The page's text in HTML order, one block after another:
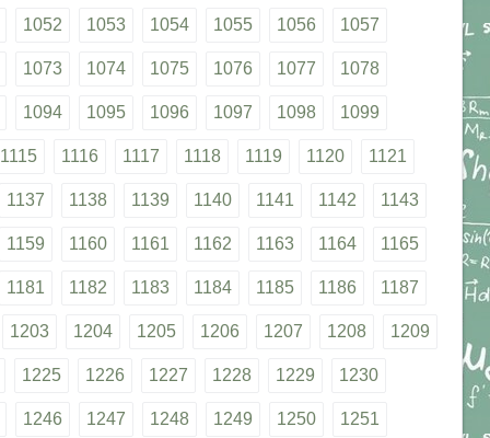
1052 1053 1054 1055 1056 1057
1073 1074 1075 1076 1077 1078
1094 1095 1096 1097 1098 1099
1115 1116 1117 1118 1119 1120 1121
1137 1138 1139 1140 1141 1142 1143
1159 1160 1161 1162 1163 1164 1165
1181 1182 1183 1184 1185 1186 1187
1203 1204 1205 1206 1207 1208 1209
1225 1226 1227 1228 1229 1230
1246 1247 1248 1249 1250 1251